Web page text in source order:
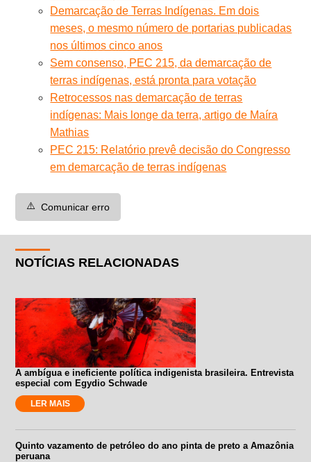
Demarcação de Terras Indígenas. Em dois
meses, o mesmo número de portarias publicadas
nos últimos cinco anos
Sem consenso, PEC 215, da demarcação de
terras indígenas, está pronta para votação
Retrocessos nas demarcação de terras
indígenas: Mais longe da terra, artigo de Maíra
Mathias
PEC 215: Relatório prevê decisão do Congresso
em demarcação de terras indígenas
⚠️ Comunicar erro
NOTÍCIAS RELACIONADAS
A ambígua e ineficiente política indigenista brasileira. Entrevista
especial com Egydio Schwade
LER MAIS
Quinto vazamento de petróleo do ano pinta de preto a Amazônia
peruana